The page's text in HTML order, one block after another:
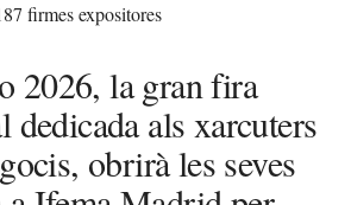
firmes expositores
2026, la gran fira
dedicada als xarcuters
obrirà les seves